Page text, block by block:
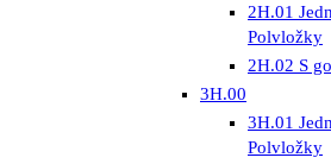
2H.01
Polvložky
2H.02 S
3H.00
3H.01
Polvložky